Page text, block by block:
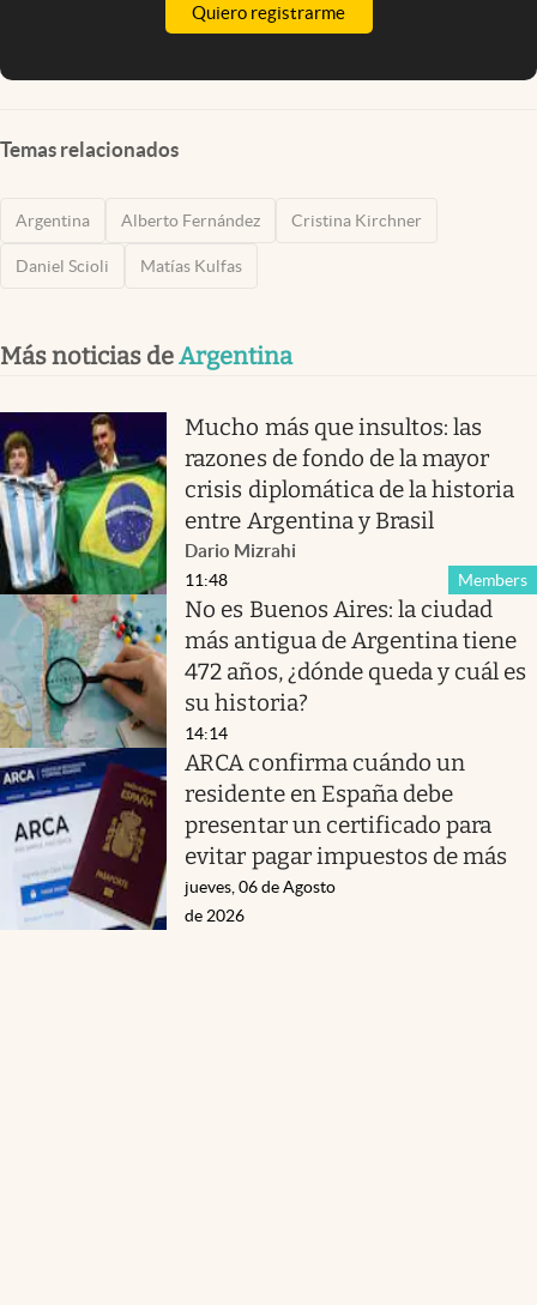
Quiero registrarme
Temas relacionados
Argentina Alberto Fernández Cristina Kirchner
Daniel Scioli Matías Kulfas
Más noticias deArgentina
Mucho más que insultos: las
razones de fondo de la mayor
crisis diplomática de la historia
entre Argentina y Brasil
Dario Mizrahi
Members
11:48
No es Buenos Aires: la ciudad
más antigua de Argentina tiene
472 años, ¿dónde queda y cuál es
su historia?
14:14
ARCA confirma cuándo un
residente en España debe
presentar un certificado para
evitar pagar impuestos de más
jueves, 06 de Agosto
de 2026